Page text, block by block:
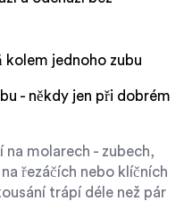
kolem jednoho zubu
- někdy jen při dobrém
na molarech - zubech,
řezáčích nebo klíčních
trápí déle než pár